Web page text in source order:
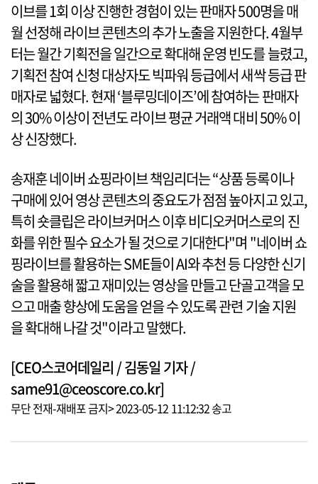
이브를 1회 이상 진행한 경험이 있는 판매자 500명을 매
월 선정해 라이브 콘텐츠의 추가 노출을 지원한다. 4월부
터는 월간 기획전을 일간으로 확대해 운영 빈도를 늘렸고,
기획전 참여 신청 대상자도 빅파워 등급에서 새싹 등급 판
매자로 넓혔다. 현재 ‘블루밍데이즈’에 참여하는 판매자
의 30% 이상이 전년도 라이브 평균 거래액 대비 50% 이
상 신장했다.
송재훈 네이버 쇼핑라이브 책임리더는 “상품 등록이나
구매에 있어 영상 콘텐츠의 중요도가 점점 높아지고 있고,
특히 숏클립은 라이브커머스 이후 비디오커머스로의 진
화를 위한 필수 요소가 될 것으로 기대한다"며 "네이버 쇼
핑라이브를 활용하는 SME들이 AI와 추천 등 다양한 신기
술을 활용해 짧고 재미있는 영상을 만들고 단골고객을 모
으고 매출 향상에 도움을 얻을 수 있도록 관련 기술 지원
을 확대해 나갈 것"이라고 말했다.
[CEO스코어데일리 / 김동일 기자 /
same91@ceoscore.co.kr]
무단 전재-재배포 금지> 2023-05-12 11:12:32 송고